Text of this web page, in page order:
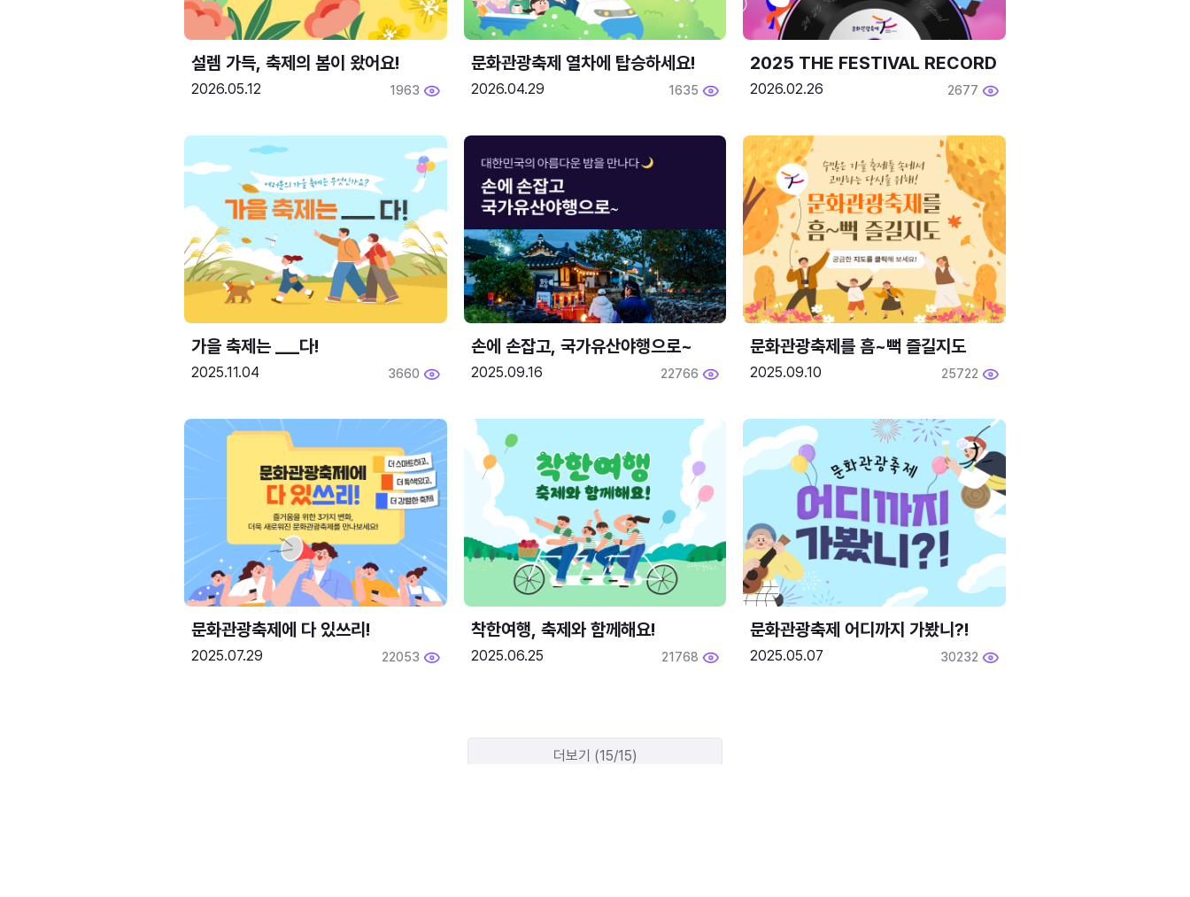
설렘 가득, 축제의 봄이 왔어요!
2026.05.12 1963
문화관광축제 열차에 탑승하세요!
2026.04.29 1635
2025 THE FESTIVAL RECORD
2026.02.26 2677
2025.11.04 3660
손에 손잡고, 국가유산야행으로~
2025.09.16 22766
문화관광축제를 흠~뻑 즐길지도
2025.09.10 25722
문화관광축제에 다 있쓰리!
2025.07.29 22053
착한여행, 축제와 함께해요!
2025.06.25 21768
문화관광축제 어디까지 가봤니?!
2025.05.07 30232
더보기 (15/15)